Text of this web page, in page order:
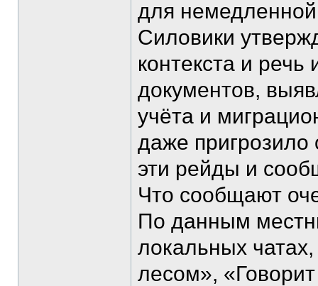
для
Силовики
контекста и
документов,
учёта и
даже пригрозило
эти рейды и
Что сообщают
По данным
локальных
лесом»,